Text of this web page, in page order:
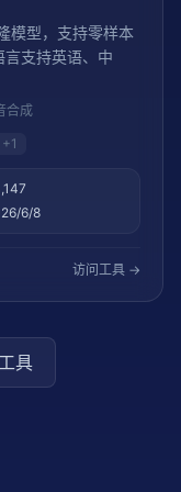
模型，支持零样本
支持英语、中
合成
+1
6/8
访问工具 →
具